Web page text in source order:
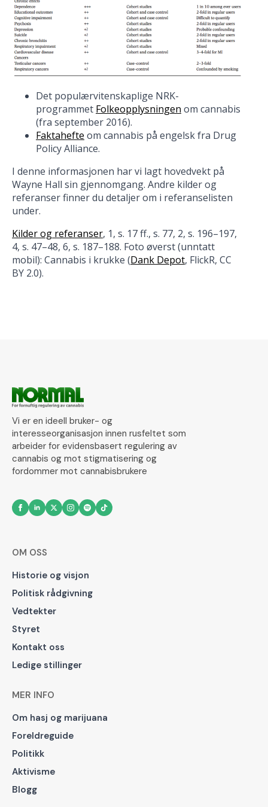
Det populærvitenskaplige NRK-
programmet Folkeopplysningen om cannabis
(fra september 2016).
Faktahefte om cannabis på engelsk fra Drug
Policy Alliance.
I denne informasjonen har vi lagt hovedvekt på
Wayne Hall sin gjennomgang. Andre kilder og
referanser finner du detaljer om i referanselisten
under.
Kilder og referanser, 1, s. 17 ff., s. 77, 2, s. 196–197,
4, s. 47–48, 6, s. 187–188. Foto øverst (unntatt
mobil): Cannabis i krukke (Dank Depot, FlickR, CC
BY 2.0).
Vi er en ideell bruker- og
interesseorganisasjon innen rusfeltet som
arbeider for evidensbasert regulering av
cannabis og mot stigmatisering og
fordommer mot cannabisbrukere
OM OSS
Historie og visjon
Politisk rådgivning
Vedtekter
Styret
Kontakt oss
Ledige stillinger
MER INFO
Om hasj og marijuana
Foreldreguide
Politikk
Aktivisme
Blogg